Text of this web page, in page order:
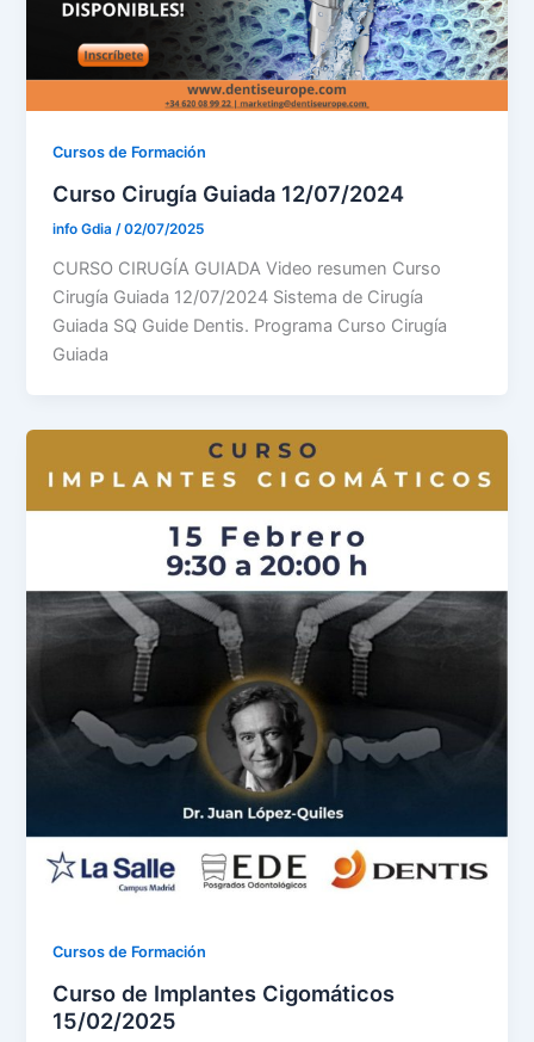
Cursos de Formación
Curso Cirugía Guiada 12/07/2024
info Gdia/02/07/2025
CURSO CIRUGÍA GUIADA Video resumen Curso
Cirugía Guiada 12/07/2024 Sistema de Cirugía
Guiada SQ Guide Dentis. Programa Curso Cirugía
Guiada
Cursos de Formación
Curso de Implantes Cigomáticos
15/02/2025